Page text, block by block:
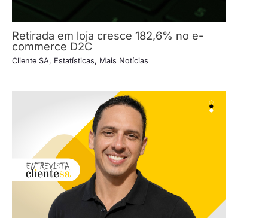
Retirada em loja cresce 182,6% no e-
commerce D2C
Cliente SA, Estatísticas, Mais Notícias